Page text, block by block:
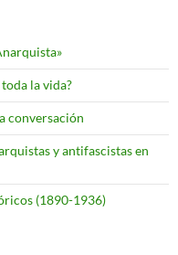
la vida?
conversación
y antifascistas en
(1890-1936)